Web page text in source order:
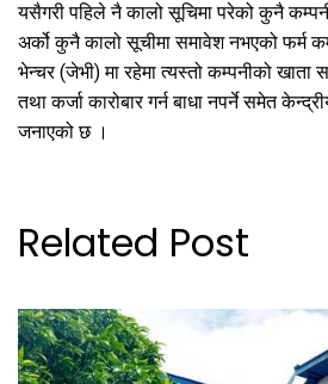
यसैगरी पहिले नै कालो सूचिमा परेको कुनै
अर्को कुनै कालो सूचीमा समावेश नभएको फर्म
भेन्चर (जेभी) मा रहेमा त्यस्तो कम्पनीको खाता
तथा कर्जा कारोबार गर्न बाधा नपर्ने समेत
जनाएको छ ।
Related Post